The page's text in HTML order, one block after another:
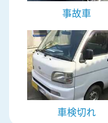
事故車
車検切れ